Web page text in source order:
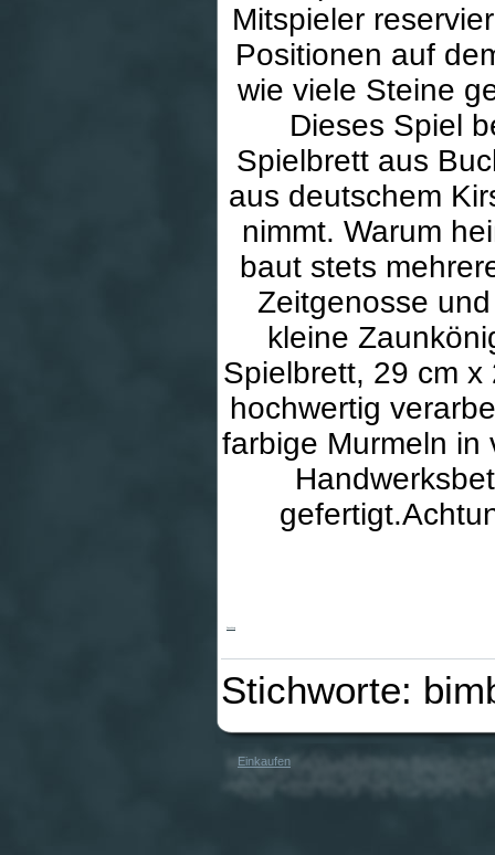
Mitspieler
Positionen auf
wie viele Steine
Dieses Spiel
Spielbrett aus
aus deutschem
nimmt. Warum
baut stets
Zeitgenosse
kleine
Spielbrett, 29 cm
hochwertig
farbige Murmeln in
Stichworte:
Einkaufen